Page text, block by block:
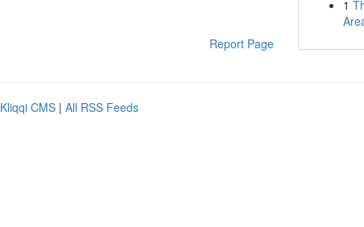
Report Page
1
Kliqqi CMS | All RSS Feeds